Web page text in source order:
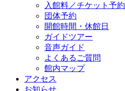
入館料／チケット予約
団体予約
開館時間・休館日
ガイドツアー
音声ガイド
よくあるご質問
館内マップ
アクセス